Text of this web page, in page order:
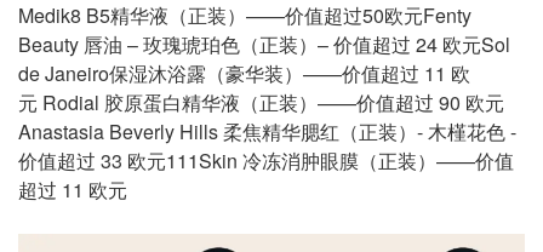
Medik8 B5精华液（正装）——价值超过50欧元Fenty
Beauty 唇油 – 玫瑰琥珀色（正装）– 价值超过 24 欧元Sol
de Janeiro保湿沐浴露（豪华装）——价值超过 11 欧
元 Rodial 胶原蛋白精华液（正装）——价值超过 90 欧元
Anastasia Beverly Hills 柔焦精华腮红（正装）- 木槿花色 -
价值超过 33 欧元111Skin 冷冻消肿眼膜（正装）——价值
超过 11 欧元